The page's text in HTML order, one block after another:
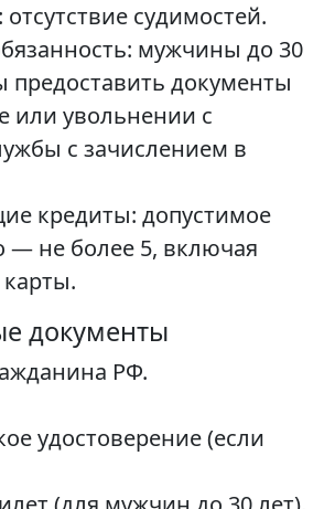
судимостей.
мужчины до 30
предоставить документы
или увольнении с
с зачислением в
кредиты: допустимое
— не более 5, включая
документы
РФ.
удостоверение (если